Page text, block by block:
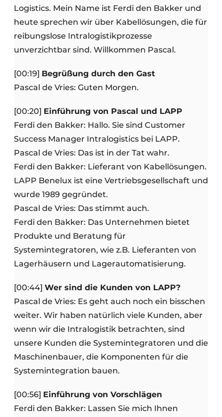
Logistics. Mein Name ist Ferdi den Bakker und
heute sprechen wir über Kabellösungen, die für
reibungslose Intralogistikprozesse
unverzichtbar sind. Willkommen Pascal.
[00:19] Begrüßung durch den Gast
Pascal de Vries: Guten Morgen.
[00:20] Einführung von Pascal und LAPP
Ferdi den Bakker: Hallo. Sie sind Customer
Success Manager Intralogistics bei LAPP.
Pascal de Vries: Das ist in der Tat wahr.
Ferdi den Bakker: Lieferant von Kabellösungen.
LAPP Benelux ist eine Vertriebsgesellschaft und
wurde 1989 gegründet.
Pascal de Vries: Das stimmt auch.
Ferdi den Bakker: Das Unternehmen bietet
Produkte und Beratung für
Systemintegratoren, wie z.B. Lieferanten von
Lagerhäusern und Lagerautomatisierung.
[00:44] Wer sind die Kunden von LAPP?
Pascal de Vries: Es geht auch noch ein bisschen
weiter. Wir haben natürlich viele Kunden, aber
wenn wir die Intralogistik betrachten, sind
unsere Kunden die Systemintegratoren und die
Maschinenbauer, die Komponenten für die
Systemintegration bauen.
[00:56] Einführung von Vorschlägen
Ferdi den Bakker: Lassen Sie mich Ihnen